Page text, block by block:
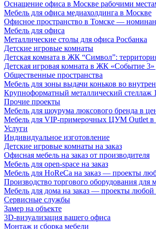
Оснащение офиса в Москве рабочими
Мебель для офиса медиахолдинга в Москве
Офисное пространство в Томске —
Мебель для офиса
Металлические столы для офиса Росбанка
Детские игровые комнаты
Детская комната в ЖК “Символ”:
Детская игровая комната в ЖК «Событие 3»
Общественные пространства
Мебель для зоны выдачи коньков во
Крупноформатный металлический стеллаж
Прочие проекты
Мебель для шоурума люксового бренда в
Мебель для VIP-примерочных ЦУМ Outlet
Услуги
Индивидуальное изготовление
Детские игровые комнаты на заказ
Офисная мебель на заказ от производителя
Мебель для open-space на заказ
Мебель для HoReCa на заказ — проекты
Производство торгового оборудования для
Мебель для дома на заказ — проекты любой
Сервисные службы
Замер на объекте
3D-визуализация вашего офиса
Монтаж и сборка мебели